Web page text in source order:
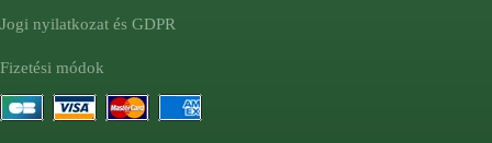
Jogi nyilatkozat és GDPR
Fizetési módok